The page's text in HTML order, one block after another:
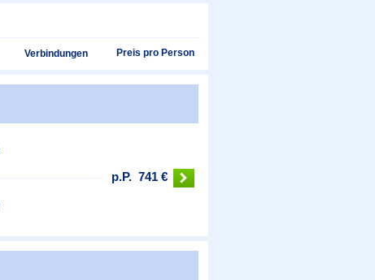
Verbindungen Preis pro Person
p.P. 741 €